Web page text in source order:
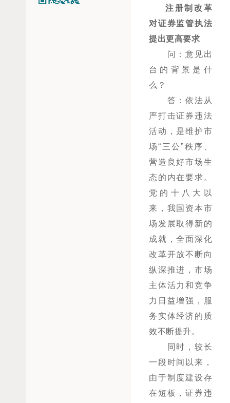
注册制改革
对证券监管执法
提出更高要求
问：意见出
台的背景是什
么？
答：依法从
严打击证券违法
活动，是维护市
场“三公”秩序、
营造良好市场生
态的内在要求。
党的十八大以
来，我国资本市
场发展取得新的
成就，全面深化
改革开放不断向
纵深推进，市场
主体活力和竞争
力日益增强，服
务实体经济的质
效不断提升。
同时，较长
一段时间以来，
由于制度建设存
在短板，证券违